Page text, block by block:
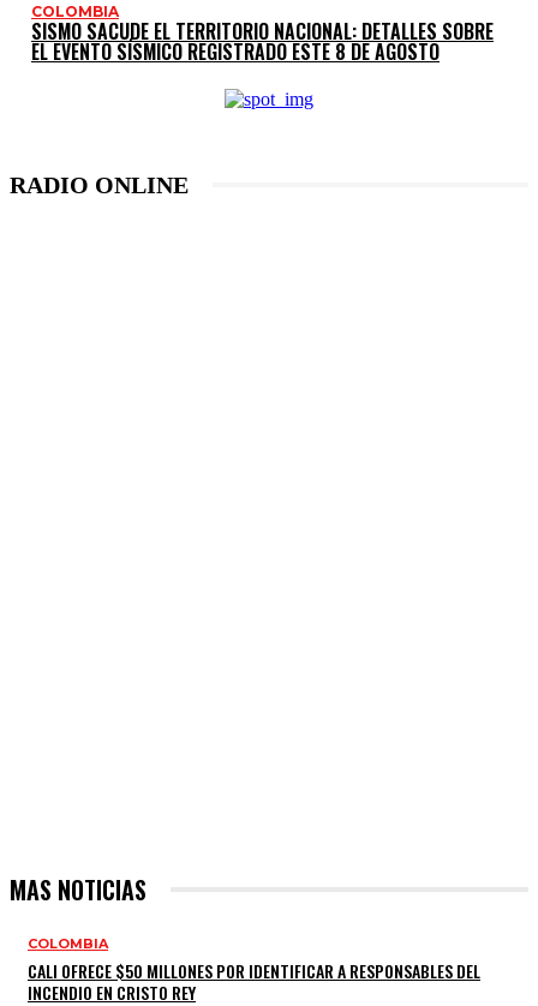
COLOMBIA
SISMO SACUDE EL TERRITORIO NACIONAL: DETALLES SOBRE
EL EVENTO SÍSMICO REGISTRADO ESTE 8 DE AGOSTO
RADIO ONLINE
MAS NOTICIAS
COLOMBIA
CALI OFRECE $50 MILLONES POR IDENTIFICAR A RESPONSABLES DEL
INCENDIO EN CRISTO REY